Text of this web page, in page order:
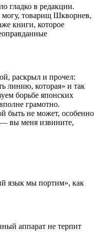
гладко в редакции.
могу, товарищ Шкворнев,
книги, которое
раскрыл и прочел:
линию, которая» и так
борьбе японских
грамотно.
быть не может, особенно
— вы меня извините,
язык мы портим», как
аппарат не терпит